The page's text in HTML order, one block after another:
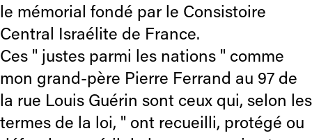
le mémorial fondé par le Consistoire
Central Israélite de France.
Ces " justes parmi les nations " comme
mon grand-père Pierre Ferrand au 97 de
la rue Louis Guérin sont ceux qui, selon les
termes de la loi, " ont recueilli, protégé ou